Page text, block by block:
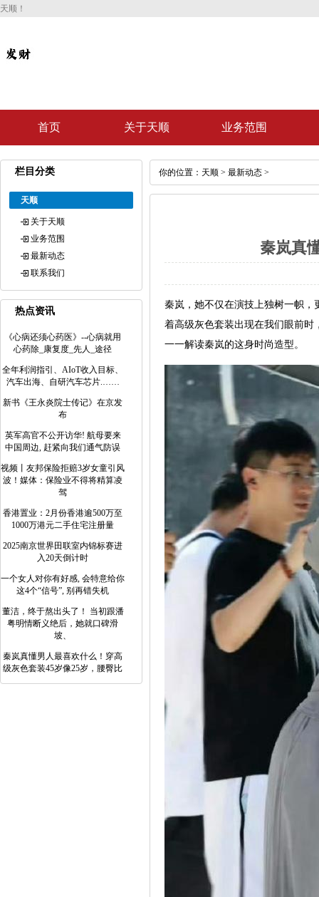
天顺！
首页 关于天顺 业务范围
栏目分类
天顺
关于天顺
业务范围
最新动态
联系我们
热点资讯
《心病还须心药医》--心病就用
心药除_康复度_先人_途径
全年利润指引、AIoT收入目标、
汽车出海、自研汽车芯片.……
新书《王永炎院士传记》在京发
布
英军高官不公开访华! 航母要来
中国周边, 赶紧向我们通气防误
视频丨友邦保险拒赔3岁女童引风
波！媒体：保险业不得将精算凌
驾
香港置业：2月份香港逾500万至
1000万港元二手住宅注册量
2025南京世界田联室内锦标赛进
入20天倒计时
一个女人对你有好感, 会特意给你
这4个“信号”, 别再错失机
董洁，终于熬出头了！ 当初跟潘
粤明情断义绝后，她就口碑滑
坡、
秦岚真懂男人最喜欢什么！穿高
级灰色套装45岁像25岁，腰臀比
你的位置： 天顺 > 最新动态 >
秦岚真
秦岚，她不仅在演技上独树一帜
着高级灰色套装出现在我们眼前时
一一解读秦岚的这身时尚造型。